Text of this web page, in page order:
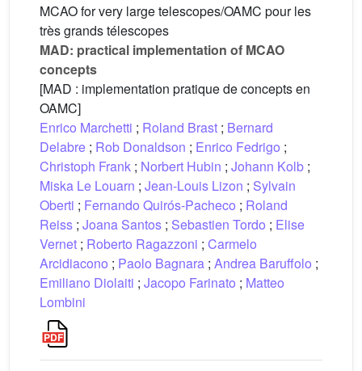
MCAO for very large telescopes/OAMC pour les
très grands télescopes
MAD: practical implementation of MCAO
concepts
[MAD : implementation pratique de concepts en
OAMC]
Enrico Marchetti ; Roland Brast ; Bernard
Delabre ; Rob Donaldson ; Enrico Fedrigo ;
Christoph Frank ; Norbert Hubin ; Johann Kolb ;
Miska Le Louarn ; Jean-Louis Lizon ; Sylvain
Oberti ; Fernando Quirós-Pacheco ; Roland
Reiss ; Joana Santos ; Sebastien Tordo ; Elise
Vernet ; Roberto Ragazzoni ; Carmelo
Arcidiacono ; Paolo Bagnara ; Andrea Baruffolo ;
Emiliano Diolaiti ; Jacopo Farinato ; Matteo
Lombini